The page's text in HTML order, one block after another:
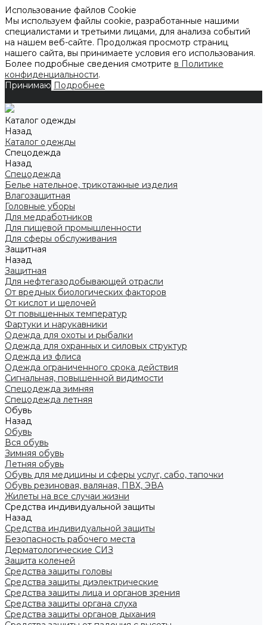
Использование файлов Cookie
Мы используем файлы cookie, разработанные нашими
специалистами и третьими лицами, для анализа событий
на нашем веб-сайте. Продолжая просмотр страниц
нашего сайта, вы принимаете условия его использования.
Более подробные сведения смотрите в Политике
конфиденциальности.
Принимаю Подробнее
Каталог одежды
Назад
Каталог одежды
Спецодежда
Назад
Спецодежда
Белье нательное, трикотажные изделия
Влагозащитная
Головные уборы
Для медработников
Для пищевой промышленности
Для сферы обслуживания
Защитная
Назад
Защитная
Для нефтегазодобывающей отрасли
От вредных биологических факторов
От кислот и щелочей
От повышенных температур
Фартуки и нарукавники
Одежда для охоты и рыбалки
Одежда для охранных и силовых структур
Одежда из флиса
Одежда ограниченного срока действия
Сигнальная, повышенной видимости
Спецодежда зимняя
Спецодежда летняя
Обувь
Назад
Обувь
Вся обувь
Зимняя обувь
Летняя обувь
Обувь для медицины и сферы услуг, сабо, тапочки
Обувь резиновая, валяная, ПВХ, ЭВА
Жилеты на все случаи жизни
Средства индивидуальной защиты
Назад
Средства индивидуальной защиты
Безопасность рабочего места
Дерматологические СИЗ
Защита коленей
Средства защиты головы
Средства защиты диэлектрические
Средства защиты лица и органов зрения
Средства защиты органа слуха
Средства защиты органов дыхания